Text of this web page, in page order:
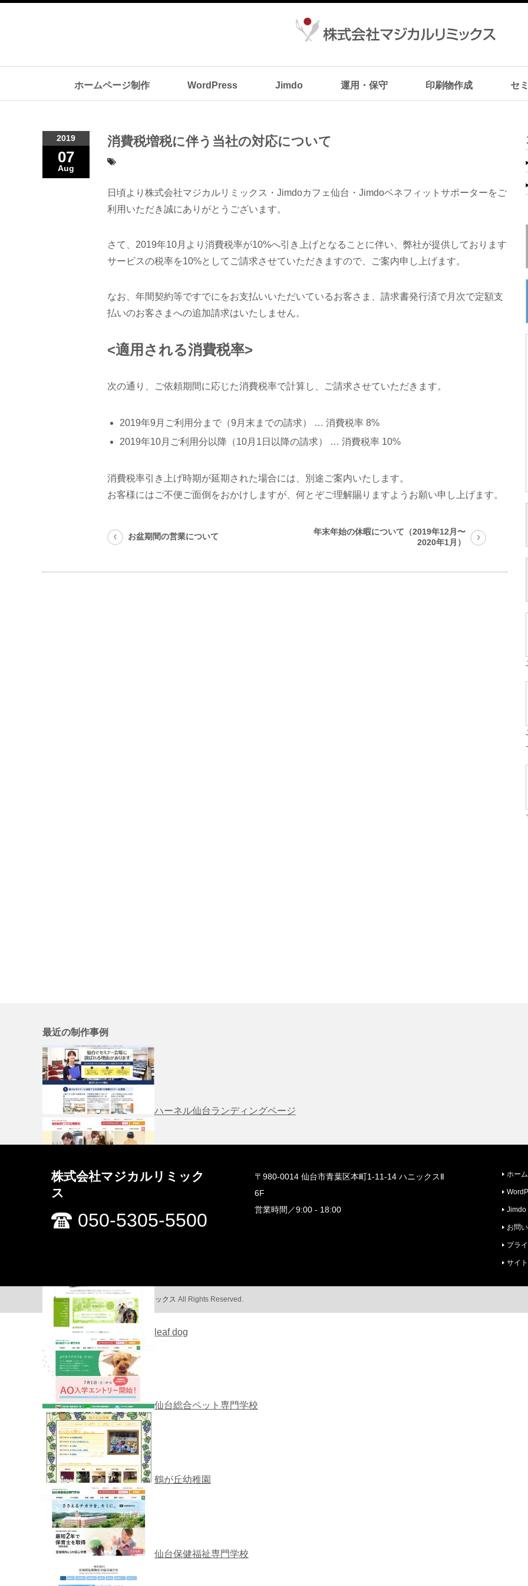
ホームページ制作 WordPress Jimdo 運用・保守 印刷物作成 セ
2019
07
Aug
消費税増税に伴う当社の対応について
日頃より株式会社マジカルリミックス・Jimdoカフェ仙台・Jimdoベネフィットサポーターをご
利用いただき誠にありがとうございます。
さて、2019年10月より消費税率が10%へ引き上げとなることに伴い、弊社が提供しております
サービスの税率を10%としてご請求させていただきますので、ご案内申し上げます。
なお、年間契約等ですでにをお支払いいただいているお客さま、請求書発行済で月次で定額支
払いのお客さまへの追加請求はいたしません。
<適用される消費税率>
次の通り、ご依頼期間に応じた消費税率で計算し、ご請求させていただきます。
2019年9⽉ご利⽤分まで（9月末までの請求） … 消費税率 8%
2019年10⽉ご利⽤分以降（10月1日以降の請求） … 消費税率 10%
消費税率引き上げ時期が延期された場合には、別途ご案内いたします。
お客様にはご不便ご面倒をおかけしますが、何とぞご理解賜りますようお願い申し上げます。
お盆期間の営業について
年末年始の休暇について（2019年12月〜
2020年1月）
最近の制作事例
ハーネル仙台ランディングページ
仙台総合ビジネス専門学校
leaf dog
仙台総合ペット専門学校
鶴が丘幼稚園
仙台保健福祉専門学校
株式会社マジカルリミック
ス
050-5305-5500
〒980-0014 仙台市青葉区本町1-11-14 ハニックスⅡ
6F
営業時間／9:00 - 18:00
ホー
Jimdo
お問
プラ
サイ
Copyright ©株式会社マジカルリミックス All Rights Reserved.